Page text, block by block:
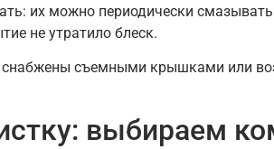
их можно периодически
не утратило блеск.
съемными крышками или
выбираем